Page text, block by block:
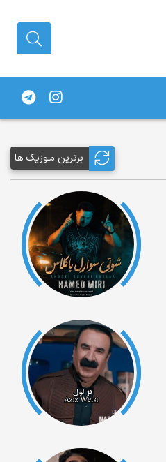
برترین مـوزیک ها